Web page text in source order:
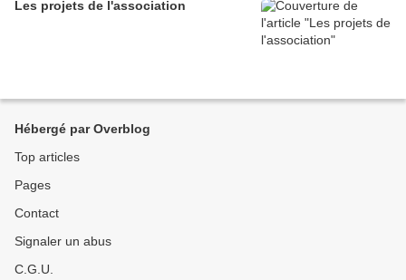
Les projets de l'association
Hébergé par Overblog
Top articles
Pages
Contact
Signaler un abus
C.G.U.